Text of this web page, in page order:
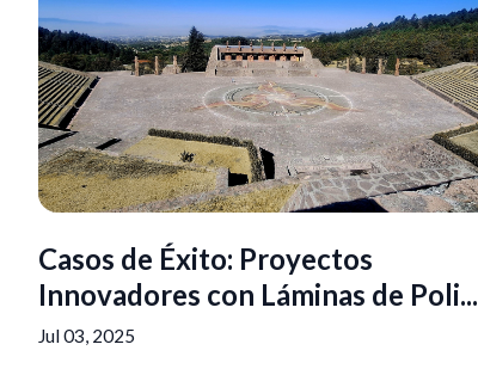
Casos de Éxito: Proyectos
Innovadores con Láminas de Poli...
Jul 03, 2025